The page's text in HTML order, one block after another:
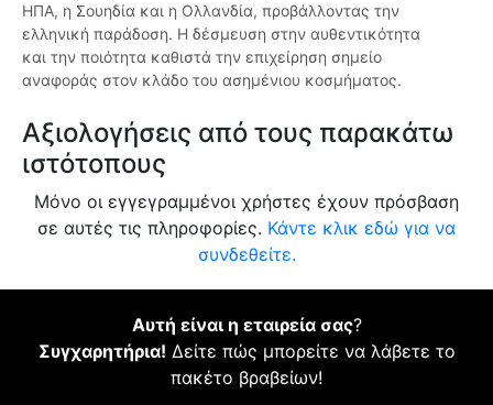
ΗΠΑ, η Σουηδία και η Ολλανδία, προβάλλοντας την
ελληνική παράδοση. Η δέσμευση στην αυθεντικότητα
και την ποιότητα καθιστά την επιχείρηση σημείο
αναφοράς στον κλάδο του ασημένιου κοσμήματος.
Αξιολογήσεις από τους παρακάτω
ιστότοπους
Μόνο οι εγγεγραμμένοι χρήστες έχουν πρόσβαση
σε αυτές τις πληροφορίες. Κάντε κλικ εδώ για να
συνδεθείτε.
Αυτή είναι η εταιρεία σας?
Συγχαρητήρια! Δείτε πώς μπορείτε να λάβετε το
πακέτο βραβείων!